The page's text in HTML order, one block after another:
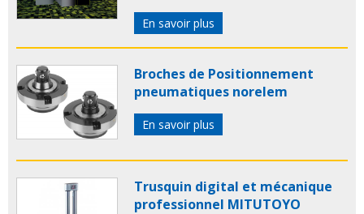
En savoir plus
Broches de Positionnement
pneumatiques norelem
En savoir plus
Trusquin digital et mécanique
professionnel MITUTOYO